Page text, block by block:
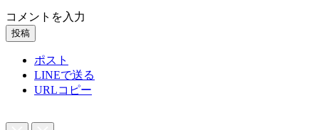
コメントを入力
投稿
ポスト
LINEで送る
URLコピー